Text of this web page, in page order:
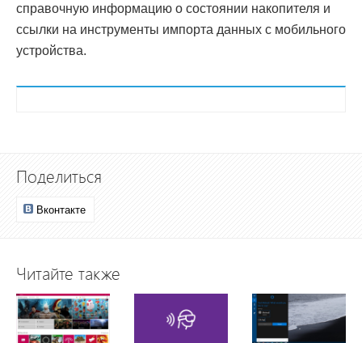
справочную информацию о состоянии накопителя и
ссылки на инструменты импорта данных с мобильного
устройства.
Поделиться
Вконтакте
Читайте также